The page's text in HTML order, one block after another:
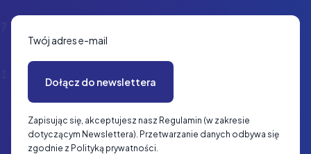
Twój adres e-mail
Dołącz do newslettera
Zapisując się, akceptujesz nasz Regulamin (w zakresie
dotyczącym Newslettera). Przetwarzanie danych odbywa się
zgodnie z Polityką prywatności.